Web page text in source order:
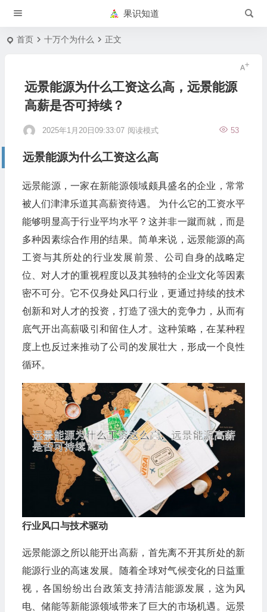
果识知道
首页 十万个为什么 正文
远景能源为什么工资这么高，远景能源
高薪是否可持续？
2025年1月20日09:33:07 53
阅读模式
远景能源为什么工资这么高
远景能源，一家在新能源领域颇具盛名的企业，常常
被人们津津乐道其高薪资待遇。 为什么它的工资水平
能够明显高于行业平均水平？这并非一蹴而就，而是
多种因素综合作用的结果。简单来说，远景能源的高
工资与其所处的行业发展前景、公司自身的战略定
位、对人才的重视程度以及其独特的企业文化等因素
密不可分。它不仅身处风口行业，更通过持续的技术
创新和对人才的投资，打造了强大的竞争力，从而有
底气开出高薪吸引和留住人才。这种策略，在某种程
度上也反过来推动了公司的发展壮大，形成一个良性
循环。
行业风口与技术驱动
远景能源之所以能开出高薪，首先离不开其所处的新
能源行业的高速发展。随着全球对气候变化的日益重
视，各国纷纷出台政策支持清洁能源发展，这为风
电、储能等新能源领域带来了巨大的市场机遇。远景